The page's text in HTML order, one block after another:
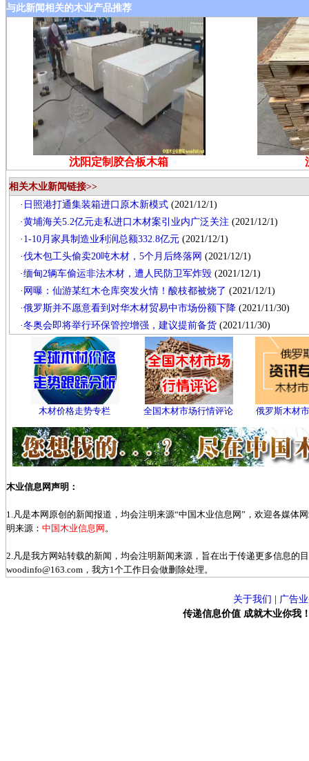
与此新闻相关的木业产品推荐
沈阳定制胶合板木箱
相关木业新闻链接>>
· 日照港打通集装箱进口原木新模式 (2021/12/1)
·黄埔海关5.2亿元走私进口木材案引业内广泛关注 (2021/12/1)
· 1-10月家具制造业利润总额332.8亿元 (2021/12/1)
·伐木包工头偷卖20吨木材，5个月后终落网 (2021/12/1)
·缅甸2辆车偷运非法木材，遭人民防卫军炸毁 (2021/12/1)
· 网曝：仙游某红木仓库突发火情！酸枝都被烧了 (2021/12/1)
·俄罗斯并不愿意看到对华木材贸易中市场份额下降 (2021/11/30)
·冬奥会即将举行环保管控增强，建议提前备货 (2021/11/30)
木材价格走势专栏 全国木材市场行情评论 俄罗斯木材
木业信息网声明：
1.凡是本网原创的新闻报道，均会注明来源“中国木业信息网”，欢迎各媒体
明来源： 中国木业信息网 。
2.凡是我方网站转载的新闻，均会注明新闻来源，旨在出于传递更多信息的
woodinfo@163.com，我方1个工作日会做删除处理。
关于我们
广告
传递信息价值 成就木业你我